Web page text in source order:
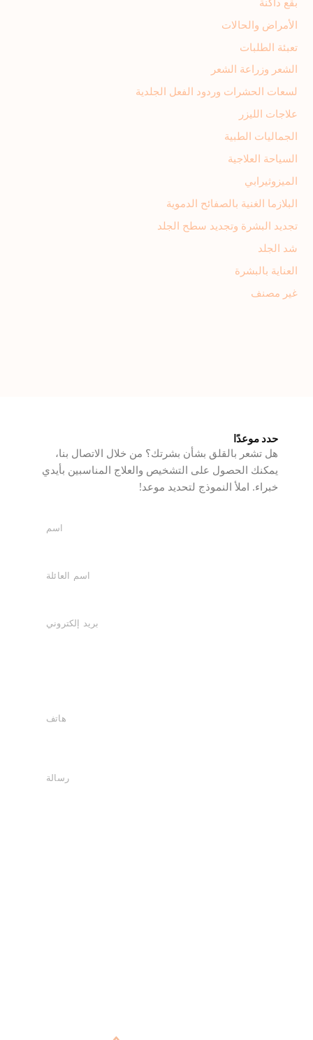
بقع داكنة
الأمراض والحالات
تعبئة الطلبات
الشعر وزراعة الشعر
لسعات الحشرات وردود الفعل الجلدية
علاجات الليزر
الجماليات الطبية
السياحة العلاجية
الميزوثيرابي
البلازما الغنية بالصفائح الدموية
تجديد البشرة وتجديد سطح الجلد
شد الجلد
العناية بالبشرة
غير مصنف
حدد موعدًا
هل تشعر بالقلق بشأن بشرتك؟ من خلال الاتصال بنا،
يمكنك الحصول على التشخيص والعلاج المناسبين بأيدي
خبراء. املأ النموذج لتحديد موعد!